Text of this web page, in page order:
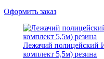
Оформить заказ
Лежачий полицейский
комплект 5,5м) резина